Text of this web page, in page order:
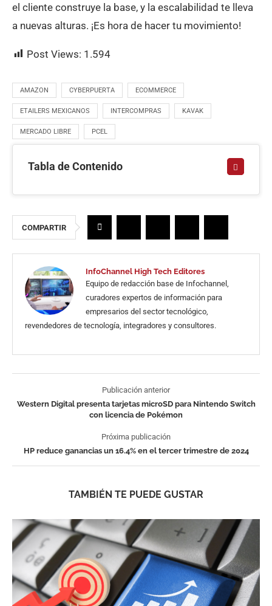
el cliente construye la base, y la escalabilidad te lleva
a nuevas alturas. ¡Es hora de hacer tu movimiento!
Post Views: 1.594
AMAZON CYBERPUERTA ECOMMERCE
ETAILERS MEXICANOS INTERCOMPRAS KAVAK
MERCADO LIBRE PCEL
Tabla de Contenido
COMPARTIR
InfoChannel High Tech Editores
Equipo de redacción base de Infochannel,
curadores expertos de información para
empresarios del sector tecnológico,
revendedores de tecnología, integradores y consultores.
Publicación anterior
Western Digital presenta tarjetas microSD para Nintendo Switch
con licencia de Pokémon
Próxima publicación
HP reduce ganancias un 16.4% en el tercer trimestre de 2024
TAMBIÉN TE PUEDE GUSTAR